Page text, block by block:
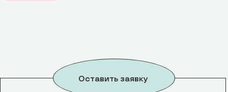
Оставить заявку